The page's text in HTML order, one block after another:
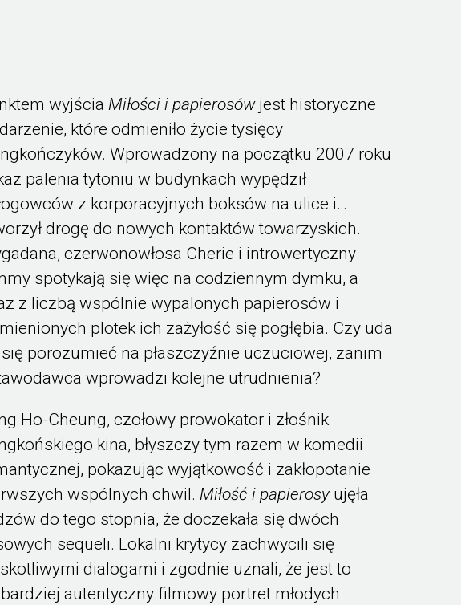
wyjściaMiłości i papierosówjest historyczne
które odmieniło życie tysięcy
Wprowadzony na początku 2007 roku
palenia tytoniu w budynkach wypędził
z korporacyjnych boksów na ulice i…
drogę do nowych kontaktów towarzyskich.
czerwonowłosa Cherie i introwertyczny
spotykają się więc na codziennym dymku, a
z liczbą wspólnie wypalonych papierosów i
plotek ich zażyłość się pogłębia. Czy uda
porozumieć na płaszczyźnie uczuciowej, zanim
wprowadzi kolejne utrudnienia?
Ho-Cheung, czołowy prowokator i złośnik
kina, błyszczy tym razem w komedii
pokazując wyjątkowość i zakłopotanie
wspólnych chwil.Miłość i papierosy ujęła
do tego stopnia, że doczekała się dwóch
sequeli. Lokalni krytycy zachwycili się
dialogami i zgodnie uznali, że jest to
autentyczny filmowy portret młodych